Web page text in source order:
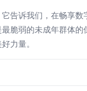
告诉我们，在畅享
弱的未成年群体的
力量。